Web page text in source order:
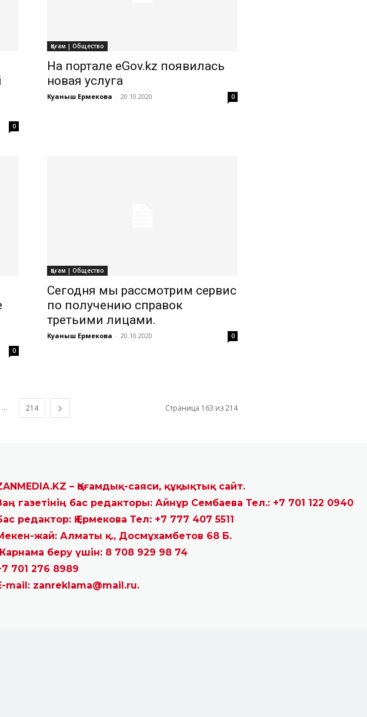
0
Қоғам | Общество
На портале eGov.kz появилась
новая услуга
Куаныш Ермекова - 20.10.2020 0
0
Қоғам | Общество
Сегодня мы рассмотрим сервис
по получению справок
третьими лицами.
Куаныш Ермекова - 20.10.2020 0
... 214 Страница 163 из 214
– Қоғамдық-саяси, құқықтық сайт.
газетінің бас редакторы: Айнұр Сембаева Тел.: +7 701 122 0940
редактор: Қ.Ермекова Тел: +7 777 407 5511
жай: Алматы қ., Досмұхамбетов 68 Б.
беру үшін: 8 708 929 98 74
701 276 8989
mail: zanreklama@mail.ru.